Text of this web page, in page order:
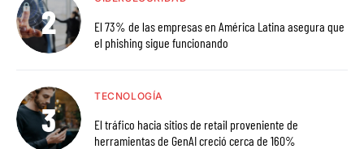
El 73% de las empresas en América Latina asegura que
el phishing sigue funcionando
TECNOLOGÍA
El tráfico hacia sitios de retail proveniente de
herramientas de GenAI creció cerca de 160%